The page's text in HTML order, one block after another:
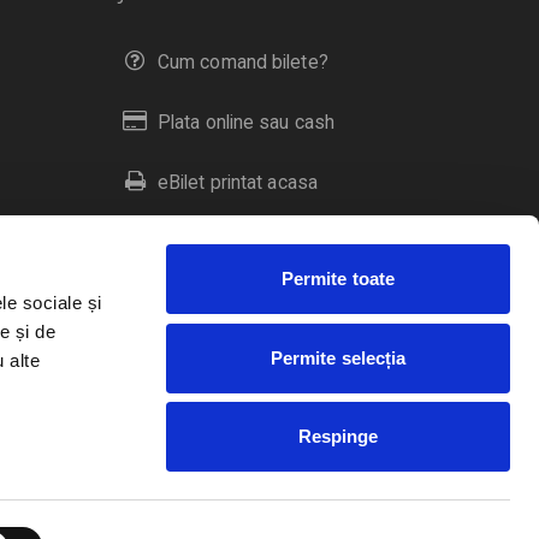
sociale și
și de
alte
Permite toate
Permite selecția
Respinge
Cum comand bilete?
Plata online sau cash
eBilet printat acasa
Livrare prin curier
Duplicare bilete